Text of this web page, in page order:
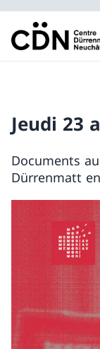
Jeudi 23
Documents
Dürrenmatt